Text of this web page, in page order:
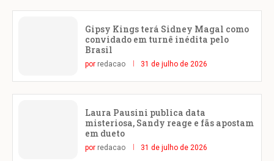
Gipsy Kings terá Sidney Magal como
convidado em turnê inédita pelo
Brasil
por redacao 31 de julho de 2026
Laura Pausini publica data
misteriosa, Sandy reage e fãs apostam
em dueto
por redacao 31 de julho de 2026